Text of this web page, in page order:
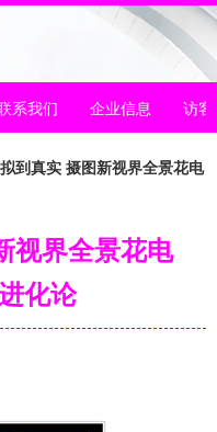
系我们 企业信息 访客
到真实 摄图新视界全景花电
视界全景花电
化论